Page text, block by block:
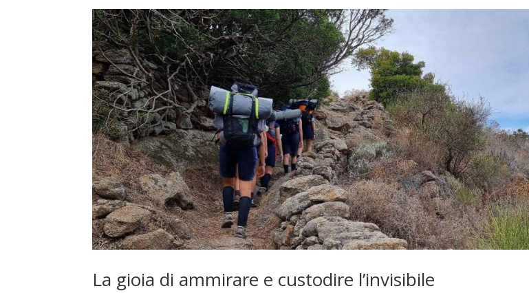
La gioia di ammirare e custodire l’invisibile